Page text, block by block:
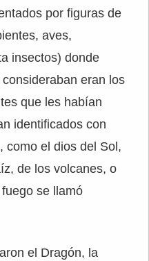
por figuras de
aves,
insectos) donde
eran los
que les habían
identificados con
como el dios del Sol,
de los volcanes, o
se llamó
el Dragón, la